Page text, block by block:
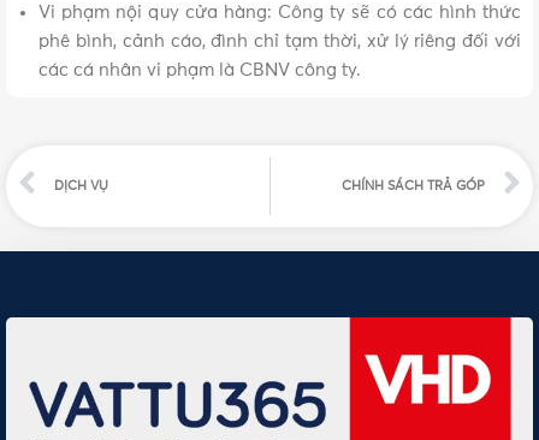
Vi phạm nội quy cửa hàng: Công ty sẽ có các hình thức
phê bình, cảnh cáo, đình chỉ tạm thời, xử lý riêng đối với
các cá nhân vi phạm là CBNV công ty.
DỊCH VỤ CHÍNH SÁCH TRẢ GÓP